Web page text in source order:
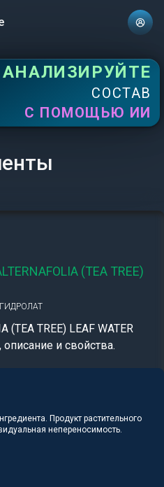
АНАЛИЗИРУЙТЕ
СОСТАВ
С ПОМОЩЬЮ ИИ
(TEA TREE)
(TEA TREE) LEAF WATER
и свойства.
Продукт растительного
непереносимость.